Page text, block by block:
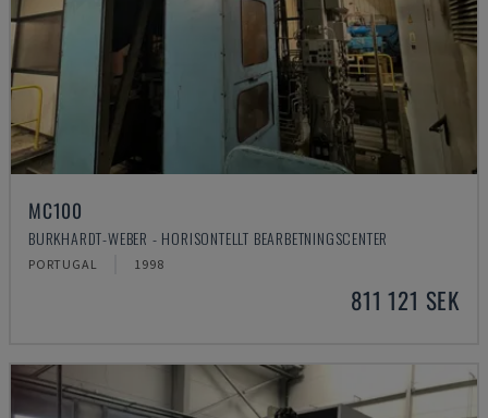
MC100
BURKHARDT-WEBER - HORISONTELLT BEARBETNINGSCENTER
PORTUGAL 1998
811 121 SEK